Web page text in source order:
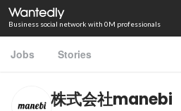
Business social network with 0M professionals
Jobs Stories
株式会社manebi